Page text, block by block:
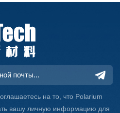
на то, что Polarium
вашу личную информацию для